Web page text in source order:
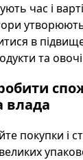
час і
в
та
влада
покупки і